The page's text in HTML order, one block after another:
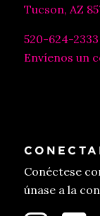
Tucson, AZ
520-624-2333
Envíenos un
Conéctese
únase a la